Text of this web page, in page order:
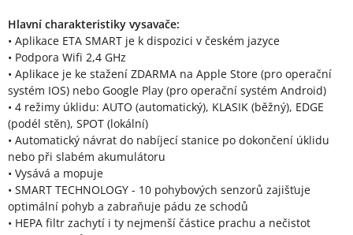
Hlavní charakteristiky vysavače:
• Aplikace ETA SMART je k dispozici v českém jazyce
• Podpora Wifi 2,4 GHz
• Aplikace je ke stažení ZDARMA na Apple Store (pro operační
systém IOS) nebo Google Play (pro operační systém Android)
• 4 režimy úklidu: AUTO (automatický), KLASIK (běžný), EDGE
(podél stěn), SPOT (lokální)
• Automatický návrat do nabíjecí stanice po dokončení úklidu
nebo při slabém akumulátoru
• Vysává a mopuje
• SMART TECHNOLOGY - 10 pohybových senzorů zajišťuje
optimální pohyb a zabraňuje pádu ze schodů
• HEPA filtr zachytí i ty nejmenší částice prachu a nečistot